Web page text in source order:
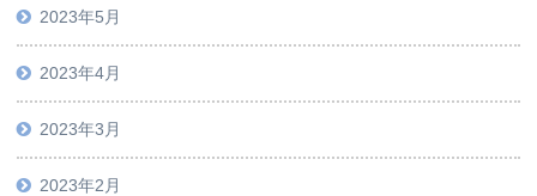
2023年5月
2023年4月
2023年3月
2023年2月